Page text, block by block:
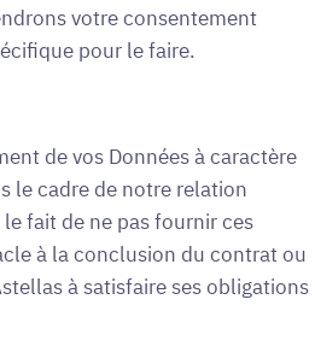
votre consentement
pour le faire.
de vos Données à caractère
le cadre de notre relation
fait de ne pas fournir ces
à la conclusion du contrat ou
à satisfaire ses obligations